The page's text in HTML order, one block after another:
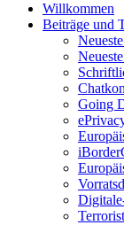
Willkommen
Beiträge und
Going